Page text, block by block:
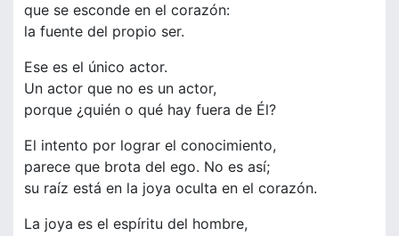
que se esconde en el corazón:
la fuente del propio ser.
Ese es el único actor.
Un actor que no es un actor,
porque ¿quién o qué hay fuera de Él?
El intento por lograr el conocimiento,
parece que brota del ego. No es así;
su raíz está en la joya oculta en el corazón.
La joya es el espíritu del hombre,